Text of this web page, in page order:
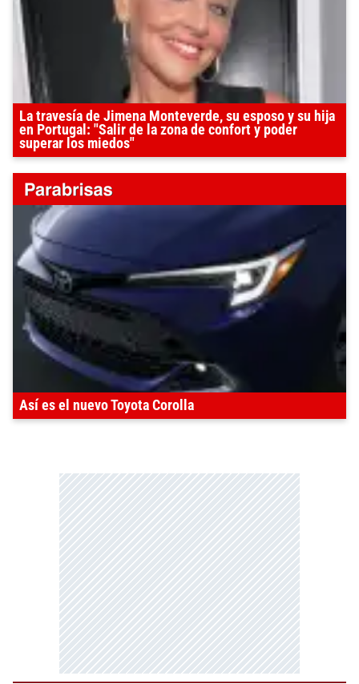
La travesía de Jimena Monteverde, su esposo y su hija
en Portugal: "Salir de la zona de confort y poder
superar los miedos"
Así es el nuevo Toyota Corolla